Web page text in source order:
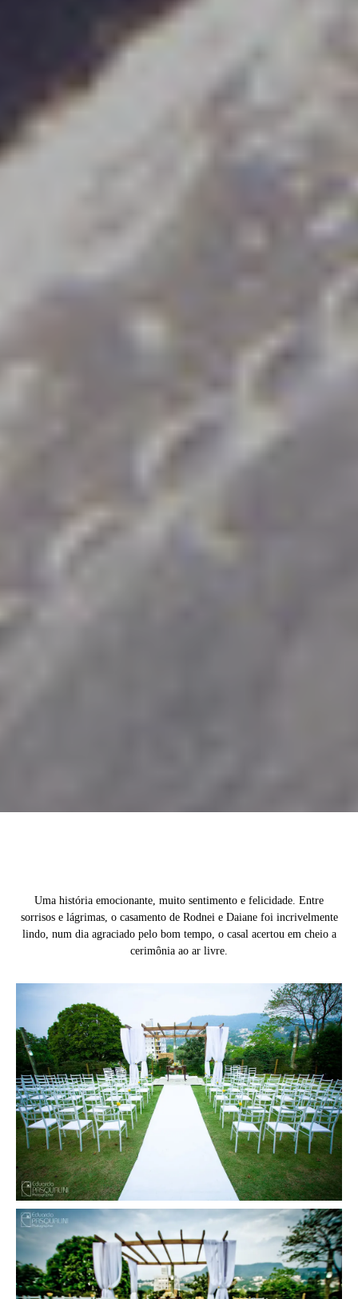
Uma história emocionante, muito sentimento e felicidade. Entre
sorrisos e lágrimas, o casamento de Rodnei e Daiane foi incrivelmente
lindo, num dia agraciado pelo bom tempo, o casal acertou em cheio a
cerimônia ao ar livre.